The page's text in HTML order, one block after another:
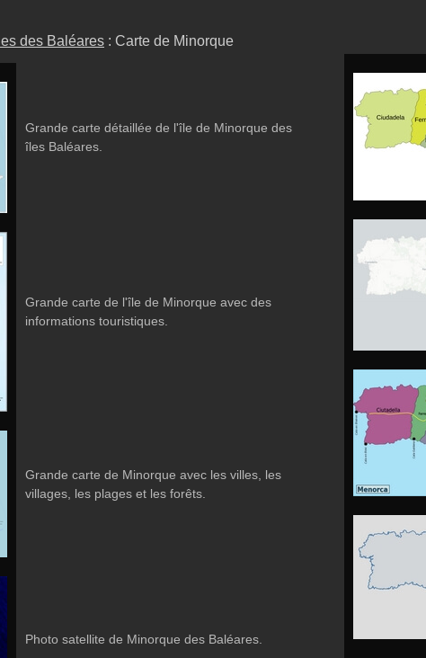
Îles des Baléares : Carte de Minorque
Grande carte détaillée de l'île de Minorque des
îles Baléares.
Grande carte de l'île de Minorque avec des
informations touristiques.
Grande carte de Minorque avec les villes, les
villages, les plages et les forêts.
Photo satellite de Minorque des Baléares.